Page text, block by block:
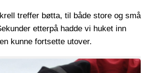
treffer bøtta, til både store og små
etterpå hadde vi huket inn
kunne fortsette utover.